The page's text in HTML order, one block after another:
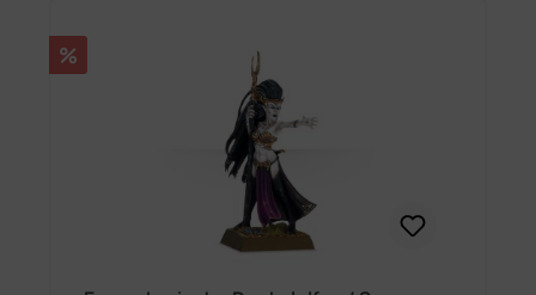
Rabatt
%